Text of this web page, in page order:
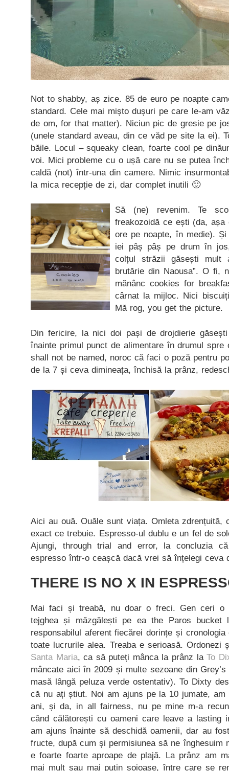
Not to shabby, aș zice. 85 de euro pe noapte
standard. Cele mai mișto dușuri pe care le-am
de om, for that matter). Niciun pic de gresie pe
(unele standard aveau, din ce văd pe site la ei).
băile. Locul – squeaky clean, foarte cool pe
voi. Mici probleme cu o ușă care nu se putea
caldă (not) într-una din camere. Nimic
la mica recepție de zi, dar complet inutili 🙂
Să (ne) revenim. Te
freakozoidă ce ești (da,
ore pe noapte, în medie).
iei pâș pâș pe drum în
colțul străzii găsești mult
brutărie din Naousa”. O fi,
mănânc cookies for
cârnat la mijloc. Nici
Mă rog, you get the picture.
Din fericire, la nici doi pași de drojdierie
înainte primul punct de alimentare în drumul spre
shall not be named, noroc că faci o poză pentru
de la 7 și ceva dimineața, închisă la prânz,
Aici au ouă. Ouăle sunt viața. Omleta zdrențuită,
exact ce trebuie. Espresso-ul dublu e un fel de
Ajungi, through trial and error, la concluzia
espresso într-o ceașcă dacă vrei să înțelegi ceva
THERE IS NO X IN
Mai faci și treabă, nu doar o freci. Gen ceri o
tejghea și măzgălești pe ea the Paros bucket
responsabilul aferent fiecărei dorințe și
toate lucrurile alea. Treaba e serioasă. Ordonezi
Santa Maria, ca să puteți mânca la prânz laTo
mâncate aici în 2009 și multe sezoane din
masă lângă peluza verde ostentativ). To Dixty
că nu ați știut. Noi am ajuns pe la 10 jumate, am
ani, și da, in all fairness, nu pe mine m-a
când călătorești cu oameni care leave a lasting
am ajuns înainte să deschidă oamenii, dar au
fructe, după cum și permisiunea să ne înghesuim
e foarte foarte aproape de plajă. La prânz am
mai mult sau mai puțin soioase, între care se